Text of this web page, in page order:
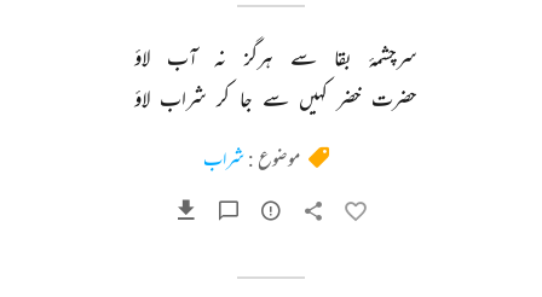
سرچشمۂ بقا سے ہرگز نہ آب
لاؤ
حضرت خضر کہیں سے جا کر شراب لاؤ
موضوع :شراب